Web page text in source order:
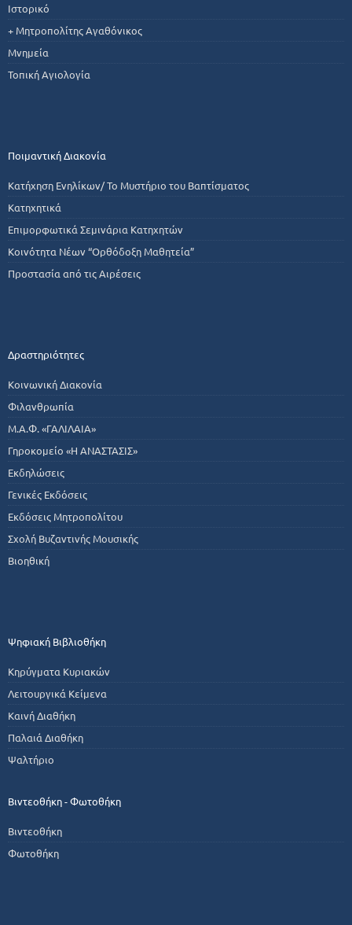
Ιστορικό
+ Μητροπολίτης Αγαθόνικος
Μνημεία
Τοπική Αγιολογία
Ποιμαντική Διακονία
Κατήχηση Ενηλίκων/ Το Μυστήριο του Βαπτίσματος
Κατηχητικά
Επιμορφωτικά Σεμινάρια Κατηχητών
Κοινότητα Νέων “Ορθόδοξη Μαθητεία”
Προστασία από τις Αιρέσεις
Δραστηριότητες
Κοινωνική Διακονία
Φιλανθρωπία
Μ.Α.Φ. «ΓΑΛΙΛΑΙΑ»
Γηροκομείο «Η ΑΝΑΣΤΑΣΙΣ»
Εκδηλώσεις
Γενικές Εκδόσεις
Εκδόσεις Μητροπολίτου
Σχολή Βυζαντινής Μουσικής
Βιοηθική
Ψηφιακή Βιβλιοθήκη
Κηρύγματα Κυριακών
Λειτουργικά Κείμενα
Καινή Διαθήκη
Παλαιά Διαθήκη
Ψαλτήριο
Βιντεοθήκη - Φωτοθήκη
Βιντεοθήκη
Φωτοθήκη